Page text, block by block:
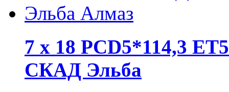
7 x 18 PCD5*114,3
СКАД Эльба